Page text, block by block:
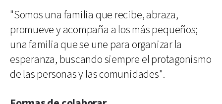
"Somos una familia que recibe, abraza,
promueve y acompaña a los más pequeños;
una familia que se une para organizar la
esperanza, buscando siempre el protagonismo
de las personas y las comunidades".